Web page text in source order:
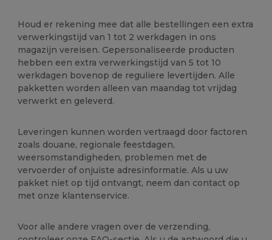
Houd er rekening mee dat alle bestellingen een extra
verwerkingstijd van 1 tot 2 werkdagen in ons
magazijn vereisen. Gepersonaliseerde producten
hebben een extra verwerkingstijd van 5 tot 10
werkdagen bovenop de reguliere levertijden. Alle
pakketten worden alleen van maandag tot vrijdag
verwerkt en geleverd.
Leveringen kunnen worden vertraagd door factoren
zoals douane, regionale feestdagen,
weersomstandigheden, problemen met de
vervoerder of onjuiste adresinformatie. Als u uw
pakket niet op tijd ontvangt, neem dan contact op
met onze klantenservice.
Voor alle andere vragen over de verzending,